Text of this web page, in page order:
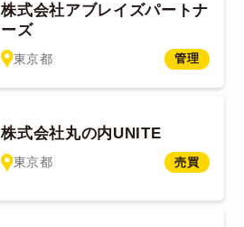
株式会社アブレイズパートナ
ーズ
東京都 管理
株式会社丸の内UNITE
東京都 売買